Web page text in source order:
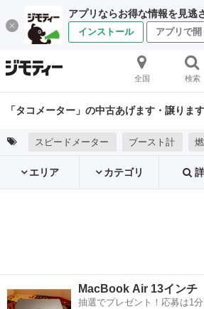
アプリならお得な情報を見逃
インストール アプリで開
全国 検索
「タコメーター」の中古あげます・譲ります
スピードメーター ブースト計
エリア カテゴリ
MacBook Air 13イン
抽選でプレゼント！応募は1分